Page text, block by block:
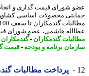
شورای قیمت گذاری و اتخاذ
محصولات اساسی کشاورزی
هاشمی، عضو شورای قیمت
گندمکاران- گندمکاران-
برنامه و بودجه-قیمت
پرداخت مطالبات